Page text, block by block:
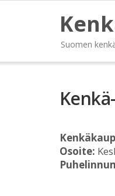
Suomen
Osoite: